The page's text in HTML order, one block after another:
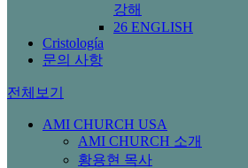
강해
26 ENGLISH
Cristología
문의 사항
전체보기
AMI CHURCH USA
AMI CHURCH 소개
황용현 목사